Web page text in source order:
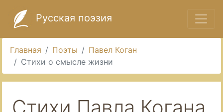
Русская поэзия
Главная Поэты
Павел Коган
Стихи о смысле жизни